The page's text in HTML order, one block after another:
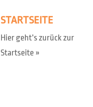
STARTSEITE
Hier geht’s zurück zur
Startseite »